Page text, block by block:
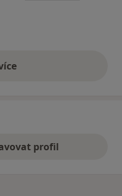
uvedené názory
profil